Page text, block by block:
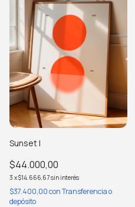
Sunset I
$44.000,00
3 x$14.666,67sin interés
$37.400,00conTransferencia o
depósito